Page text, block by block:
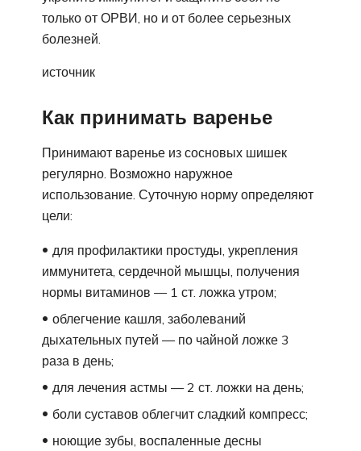
только от ОРВИ, но и от более серьезных
болезней.
источник
Как принимать варенье
Принимают варенье из сосновых шишек
регулярно. Возможно наружное
использование. Суточную норму определяют
цели:
для профилактики простуды, укрепления
иммунитета, сердечной мышцы, получения
нормы витаминов — 1 ст. ложка утром;
облегчение кашля, заболеваний
дыхательных путей — по чайной ложке 3
раза в день;
для лечения астмы — 2 ст. ложки на день;
боли суставов облегчит сладкий компресс;
ноющие зубы, воспаленные десны